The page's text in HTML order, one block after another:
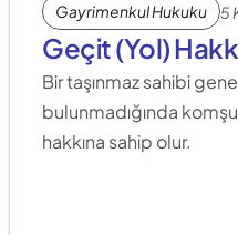
Gayrimenkul Hukuku 5
Geçit (Yol)
Bir taşınmaz sahibi
bulunmadığında
hakkına sahip olur.